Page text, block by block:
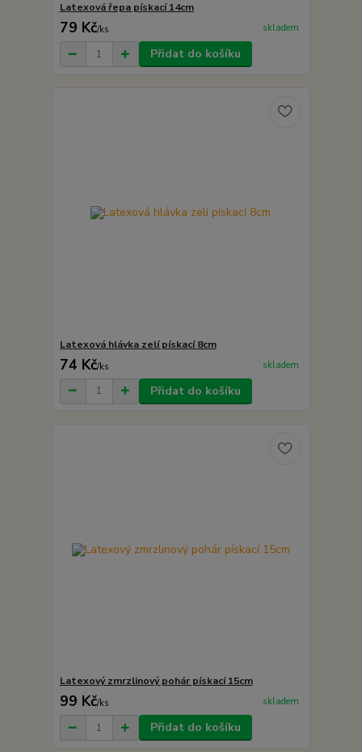
Latexová řepa pískací 14cm
79 Kč/ks skladem
Přidat do košíku
Latexová hlávka zelí pískací 8cm
74 Kč/ks skladem
Přidat do košíku
Latexový zmrzlinový pohár pískací 15cm
99 Kč/ks skladem
Přidat do košíku